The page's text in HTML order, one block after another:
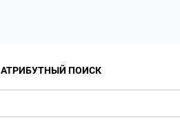
АТРИБУТНЫЙ ПОИСК